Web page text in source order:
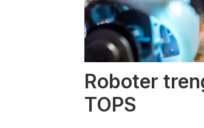
Roboter
TOPS